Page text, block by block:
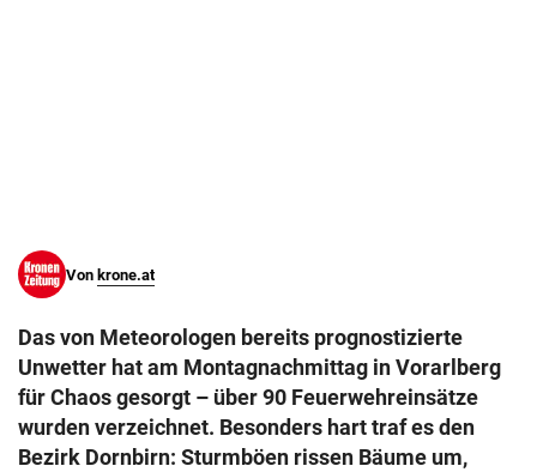
Von krone.at
Das von Meteorologen bereits prognostizierte
Unwetter hat am Montagnachmittag in Vorarlberg
für Chaos gesorgt – über 90 Feuerwehreinsätze
wurden verzeichnet. Besonders hart traf es den
Bezirk Dornbirn: Sturmböen rissen Bäume um,